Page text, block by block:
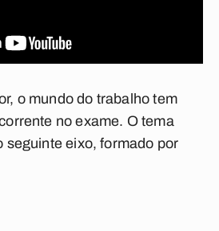
o mundo do trabalho tem
no exame. O tema
seguinte eixo, formado por